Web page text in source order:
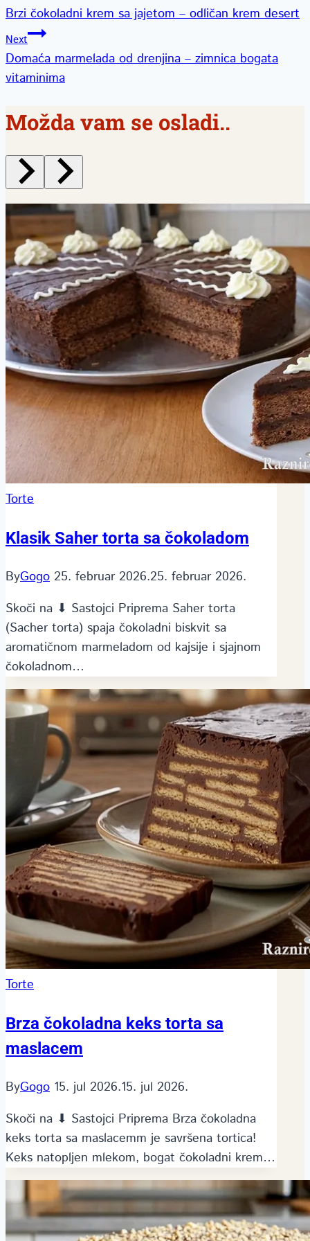
članka
Brzi čokoladni krem sa jajetom – odličan krem desert
Next
Domaća marmelada od drenjina – zimnica bogata
vitaminima
Možda vam se osladi..
Torte
Klasik Saher torta sa čokoladom
ByGogo 25. februar 2026.25. februar 2026.
Skoči na ⬇ Sastojci Priprema Saher torta
(Sacher torta) spaja čokoladni biskvit sa
aromatičnom marmeladom od kajsije i sjajnom
čokoladnom…
Torte
Brza čokoladna keks torta sa
maslacem
ByGogo 15. jul 2026.15. jul 2026.
Skoči na ⬇ Sastojci Priprema Brza čokoladna
keks torta sa maslacemm je savršena tortica!
Keks natopljen mlekom, bogat čokoladni krem…